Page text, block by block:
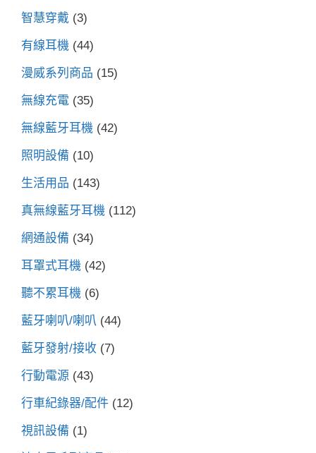
智慧穿戴 (3)
有線耳機 (44)
漫威系列商品 (15)
無線充電 (35)
無線藍牙耳機 (42)
照明設備 (10)
生活用品 (143)
真無線藍牙耳機 (112)
網通設備 (34)
耳罩式耳機 (42)
聽不累耳機 (6)
藍牙喇叭/喇叭 (44)
藍牙發射/接收 (7)
行動電源 (43)
行車紀錄器/配件 (12)
視訊設備 (1)